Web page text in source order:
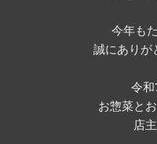
今年も
誠にありが
令和
お惣菜と
店